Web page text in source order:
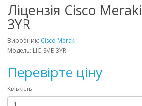
Ліцензія Cisco
3YR
Виробник: Cisco Meraki
Модель: LIC-SME-3YR
Перевірте ціну
Кількість